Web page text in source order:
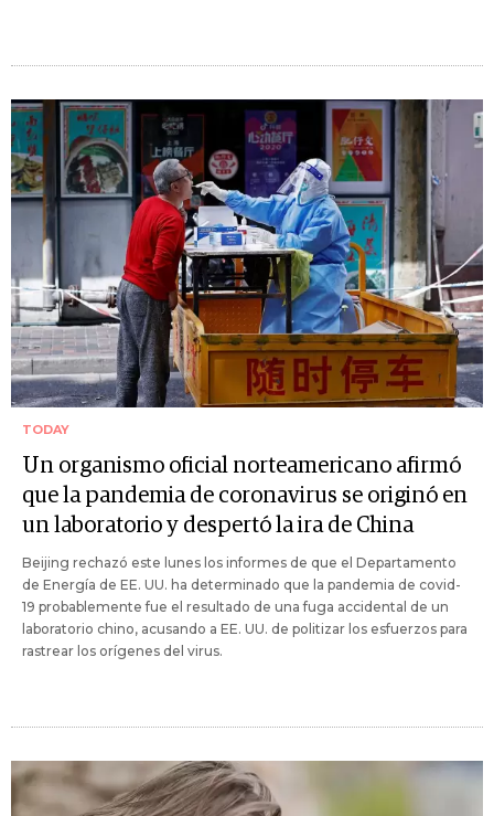
TODAY
Un organismo oficial norteamericano afirmó
que la pandemia de coronavirus se originó en
un laboratorio y despertó la ira de China
Beijing rechazó este lunes los informes de que el Departamento
de Energía de EE. UU. ha determinado que la pandemia de covid-
19 probablemente fue el resultado de una fuga accidental de un
laboratorio chino, acusando a EE. UU. de politizar los esfuerzos para
rastrear los orígenes del virus.